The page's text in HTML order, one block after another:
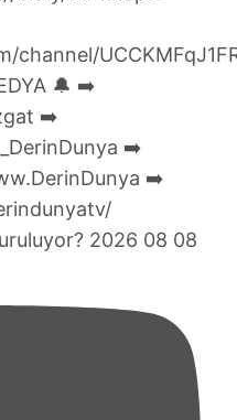
2026 08 08